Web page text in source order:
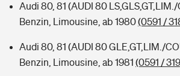
Audi 80, 81 (AUDI 80 LS,GLS,GT,LIM./
Benzin, Limousine, ab 1980(0591 /
Audi 80, 81 (AUDI 80 GLE,GT,LIM./
Benzin, Limousine, ab 1981 (0591 /